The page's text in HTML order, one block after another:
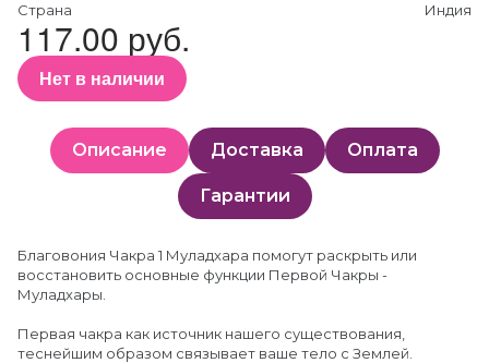
Страна
Индия
117.00 руб.
Нет в наличии
Описание Доставка Оплата
Гарантии
Благовония Чакра 1 Муладхара помогут раскрыть или
восстановить основные функции Первой Чакры -
Муладхары.
Первая чакра как источник нашего существования,
теснейшим образом связывает ваше тело с Землей.